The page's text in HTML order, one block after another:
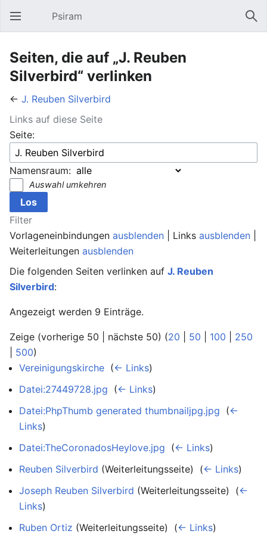
Hauptmenü öffnen Psiram
Seiten, die auf „J. Reuben
Silverbird“ verlinken
← J. Reuben Silverbird
Links auf diese Seite
Seite:
Namensraum:
Auswahl umkehren
Filter
Vorlageneinbindungen ausblenden | Links ausblenden
Weiterleitungen ausblenden
Die folgenden Seiten verlinken auf J. Reuben
Silverbird:
Angezeigt werden 9 Einträge.
Zeige (vorherige 50 | nächste 50) (20 50 100
250
500)
Vereinigungskirche (← Links)
Datei:27449728.jpg (← Links)
Datei:PhpThumb generated thumbnailjpg.jpg (←
Links)
Datei:TheCoronadosHeylove.jpg (← Links)
Reuben Silverbird (Weiterleitungsseite) ‎ (← Links)
Joseph Reuben Silverbird (Weiterleitungsseite) ‎ (←
Links)
Ruben Ortiz (Weiterleitungsseite) ‎ (← Links)